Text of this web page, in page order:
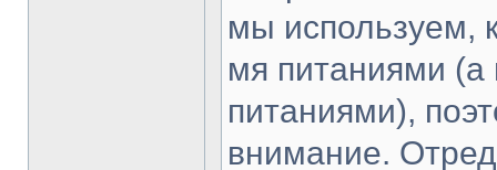
мы используем,
мя питаниями (а
питаниями),
внимание.